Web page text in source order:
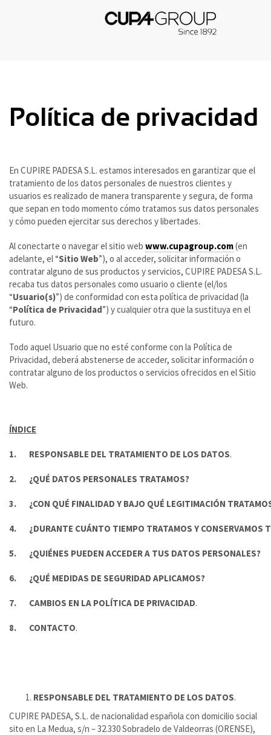
Política de privacidad
En CUPIRE PADESA S.L. estamos interesados en garantizar que el
tratamiento de los datos personales de nuestros clientes y
usuarios es realizado de manera transparente y segura, de forma
que sepan en todo momento cómo tratamos sus datos personales
y cómo pueden ejercitar sus derechos y libertades.
Al conectarte o navegar el sitio web www.cupagroup.com(en
adelante, el “Sitio Web”), o al acceder, solicitar información o
contratar alguno de sus productos y servicios, CUPIRE PADESA S.L.
recaba tus datos personales como usuario o cliente (el/los
“Usuario(s)”) de conformidad con esta política de privacidad (la
“Política de Privacidad”) y cualquier otra que la sustituya en el
futuro.
Todo aquel Usuario que no esté conforme con la Política de
Privacidad, deberá abstenerse de acceder, solicitar información o
contratar alguno de los productos o servicios ofrecidos en el Sitio
Web.
ÍNDICE
1. RESPONSABLE DEL TRATAMIENTO DE LOS DATOS.
2. ¿QUÉ DATOS PERSONALES TRATAMOS?
3. ¿CON QUÉ FINALIDAD Y BAJO QUÉ LEGITIMACIÓN
4. ¿DURANTE CUÁNTO TIEMPO TRATAMOS Y CONSERVAMOS
5. ¿QUIÉNES PUEDEN ACCEDER A TUS DATOS PERSONALES?
6. ¿QUÉ MEDIDAS DE SEGURIDAD APLICAMOS?
7. CAMBIOS EN LA POLÍTICA DE PRIVACIDAD.
8. CONTACTO.
RESPONSABLE DEL TRATAMIENTO DE LOS DATOS.
CUPIRE PADESA, S.L. de nacionalidad española con domicilio social
sito en La Medua, s/n – 32.330 Sobradelo de Valdeorras (ORENSE),